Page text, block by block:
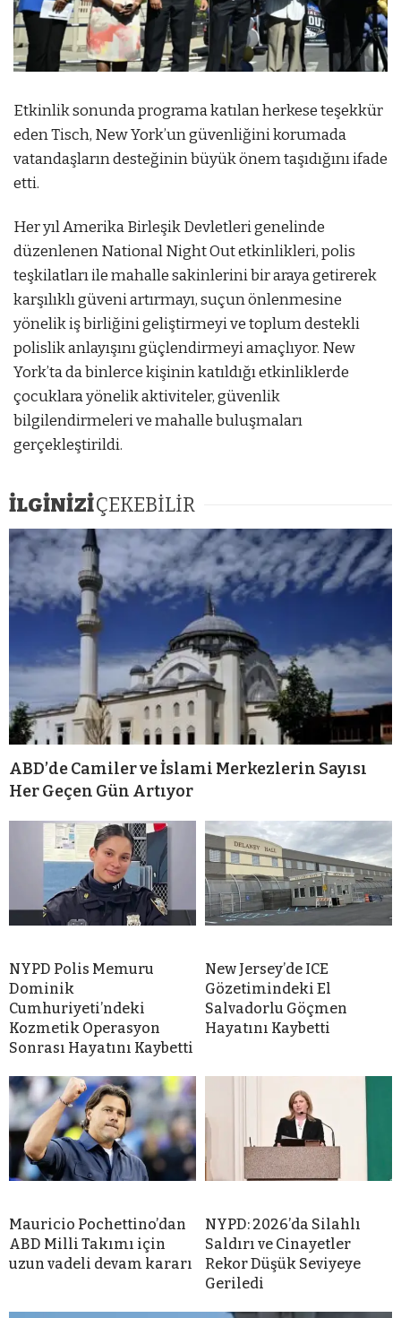
Etkinlik sonunda programa katılan herkese teşekkür
eden Tisch, New York’un güvenliğini korumada
vatandaşların desteğinin büyük önem taşıdığını ifade
etti.
Her yıl Amerika Birleşik Devletleri genelinde
düzenlenen National Night Out etkinlikleri, polis
teşkilatları ile mahalle sakinlerini bir araya getirerek
karşılıklı güveni artırmayı, suçun önlenmesine
yönelik iş birliğini geliştirmeyi ve toplum destekli
polislik anlayışını güçlendirmeyi amaçlıyor. New
York’ta da binlerce kişinin katıldığı etkinliklerde
çocuklara yönelik aktiviteler, güvenlik
bilgilendirmeleri ve mahalle buluşmaları
gerçekleştirildi.
İLGİNİZİÇEKEBİLİR
ABD’de Camiler ve İslami Merkezlerin Sayısı
Her Geçen Gün Artıyor
NYPD Polis Memuru
Dominik
Cumhuriyeti’ndeki
Kozmetik Operasyon
Sonrası Hayatını Kaybetti
New Jersey’de ICE
Gözetimindeki El
Salvadorlu Göçmen
Hayatını Kaybetti
Mauricio Pochettino’dan
ABD Milli Takımı için
uzun vadeli devam kararı
NYPD: 2026’da Silahlı
Saldırı ve Cinayetler
Rekor Düşük Seviyeye
Geriledi